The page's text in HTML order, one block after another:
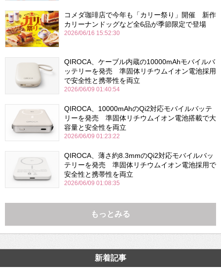
コメダ珈琲店で今年も「カリー祭り」開催 新作
カリーナンドッグなど全6品が季節限定で登場
2026/06/16 15:52:30
QIROCA、ケーブル内蔵の10000mAhモバイルバ
ッテリーを発売 準固体リチウムイオン電池採用
で安全性と携帯性を両立
2026/06/09 01:40:54
QIROCA、10000mAhのQi2対応モバイルバッテ
リーを発売 準固体リチウムイオン電池搭載で大
容量と安全性を両立
2026/06/09 01:23:22
QIROCA、薄さ約8.3mmのQi2対応モバイルバッ
テリーを発売 準固体リチウムイオン電池採用で
安全性と携帯性を両立
2026/06/09 01:08:35
もっとみる
新着記事